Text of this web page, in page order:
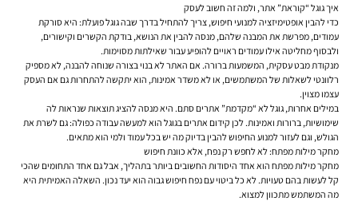
איך גוגל “קוראת” אתר, ולמה זה חשוב לעסק
כדי להבין אופטימיזציה למנועי חיפוש, צריך להתחיל בדרך שבה גוגל פועלת: היא סורקת
עמודים, מפרשת את המבנה שלהם, מנסה להבין את הנושא, בודקת הקשרים וקישורים,
ולבסוף מחליטה אילו עמודים ראויים להופיע עבור שאילתות מסוימות.
מנקודת מבט עסקית, המשמעות ברורה. אם האתר לא בנוי בצורה שנוחה להבנה, לא מספיק
רלוונטי לשאלות של המשתמשים, או לא משדר אמינות, הוא יתקשה להתחרות גם אם העסק
עצמו מצוין.
במילים אחרות, גוגל לא “מקדמת” אתרים סתם. היא מנסה להציג תוצאות שנראות לה
שימושיות, ברורות ואמינות. לכן קידום אתרים בגוגל הוא למעשה עבודה כפולה: גם לשרת את
הגולש, וגם לעזור למנוע החיפוש להבין בדיוק מה יש בכל עמוד ולמי הוא מתאים.
מחקר מילות מפתח: לא לחפש רק נפח, אלא כוונת חיפוש
מחקר מילות מפתח הוא אחד היסודות החשובים ביותר בתהליך, אבל גם אחד התחומים שהכי
קל לעשות בהם טעויות. לא כל ביטוי עם נפח חיפוש גבוה הוא יעד נכון. השאלה האמיתית היא
מה המשתמש מתכוון למצוא.